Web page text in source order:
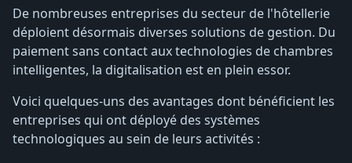
De nombreuses entreprises du secteur de l'hôtellerie
déploient désormais diverses solutions de gestion. Du
paiement sans contact aux technologies de chambres
intelligentes, la digitalisation est en plein essor.
Voici quelques-uns des avantages dont bénéficient les
entreprises qui ont déployé des systèmes
technologiques au sein de leurs activités :